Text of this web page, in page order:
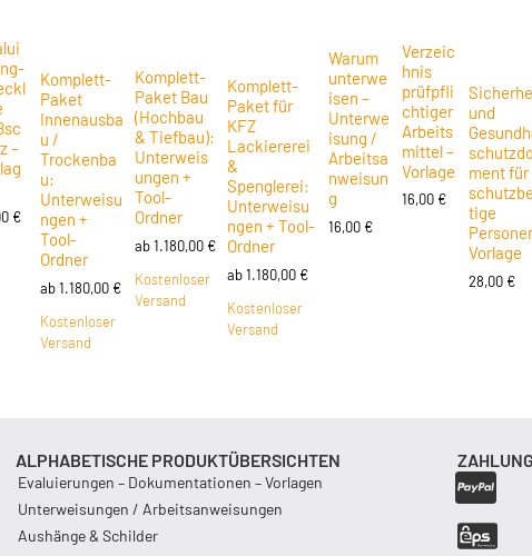
–
€
Komplett-
Paket
Innenausba
u /
Trockenba
u:
Unterweisu
ngen +
Tool-
Ordner
ab1.180,00 €
Kostenloser
Versand
Komplett-
Paket Bau
(Hochbau
& Tiefbau):
Unterweis
ungen +
Tool-
Ordner
ab1.180,00 €
Kostenloser
Versand
Komplett-
Paket für
KFZ
Lackiererei
&
Spenglerei:
Unterweisu
ngen + Tool-
Ordner
ab1.180,00 €
Kostenloser
Versand
Warum
unterwe
isen –
Unterwe
isung /
Arbeitsa
nweisun
g
16,00 €
Verzeic
hnis
prüfpfli
chtiger
Arbeits
mittel –
Vorlage
16,00 €
und
ment für
tige
Vorlage
28,00 €
ALPHABETISCHE PRODUKTÜBERSICHTEN
Evaluierungen – Dokumentationen – Vorlagen
Unterweisungen / Arbeitsanweisungen
Aushänge & Schilder